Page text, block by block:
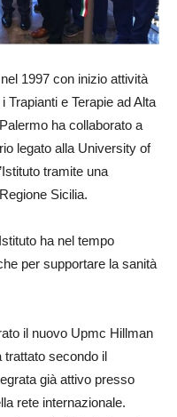
1997 con inizio attività
Trapianti e Terapie ad Alta
ha collaborato a
legato alla University of
tramite una
Sicilia.
ha nel tempo
per supportare la sanità
il nuovo Upmc Hillman
secondo il
già attivo presso
rete internazionale.